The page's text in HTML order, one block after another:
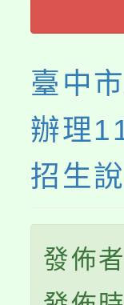
臺中
辦理
招生
發佈